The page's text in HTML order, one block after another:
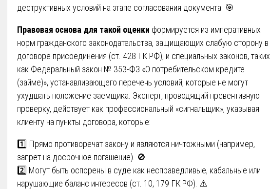
деструктивных условий на этапе согласования документа. 🎯
Правовая основа для такой оценки формируется из императивных
норм гражданского законодательства, защищающих слабую сторону в
договоре присоединения (ст. 428 ГК РФ), и специальных законов, таких
как Федеральный закон № 353-ФЗ «О потребительском кредите
(займе)», устанавливающего перечень условий, которые не могут
ухудшать положение заемщика. Эксперт, проводящий превентивную
проверку, действует как профессиональный «сигнальщик», указывая
клиенту на пункты договора, которые:
1️⃣ Прямо противоречат закону и являются ничтожными (например,
запрет на досрочное погашение). 🚫
2️⃣ Могут быть оспорены в суде как несправедливые, кабальные или
нарушающие баланс интересов (ст. 10, 179 ГК РФ). ⚠️